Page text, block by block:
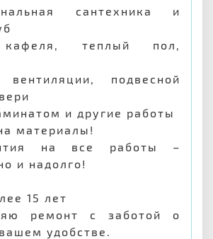
сантехника и
кафеля, теплый пол,
вентиляции, подвесной
и другие работы
материалы!
на все работы –
и надолго!
15 лет
ремонт с заботой о
удобстве.